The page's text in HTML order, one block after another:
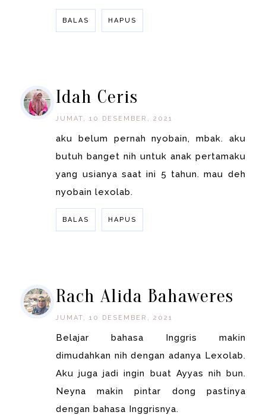
BALAS HAPUS
Idah Ceris
JUMAT, 10 DESEMBER, 2021
aku belum pernah nyobain, mbak. aku
butuh banget nih untuk anak pertamaku
yang usianya saat ini 5 tahun. mau deh
nyobain lexolab.
BALAS HAPUS
Rach Alida Bahaweres
JUMAT, 10 DESEMBER, 2021
Belajar bahasa Inggris makin
dimudahkan nih dengan adanya Lexolab.
Aku juga jadi ingin buat Ayyas nih bun.
Neyna makin pintar dong pastinya
dengan bahasa Inggrisnya.